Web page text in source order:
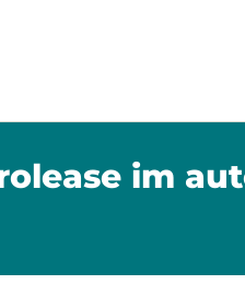
im